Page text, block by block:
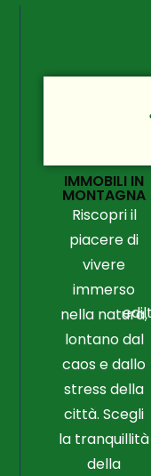
IMMOBILI IN
MONTAGNA
Riscopri il
piacere di
vivere
immerso
nella natura,
lontano dal
caos e dallo
stress della
città. Scegli
la tranquillità
della